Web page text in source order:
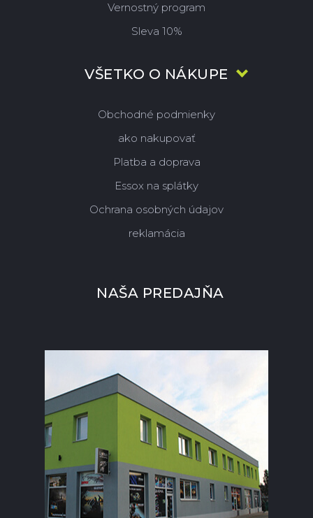
Vernostný program
Sleva 10%
VŠETKO O NÁKUPE
Obchodné podmienky
ako nakupovať
Platba a doprava
Essox na splátky
Ochrana osobných údajov
reklamácia
NAŠA PREDAJŇA